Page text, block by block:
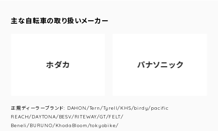
主な自転車の取り扱いメーカー
ホダカ パナソニック
正規ディーラーブランド: DAHON/Tern/Tyrell/KHS/birdy/pacific
REACH/DAYTONA/BESV/RITEWAY/GT/FELT/
Beneli/BURUNO/KhodaBloom/tokyobike/